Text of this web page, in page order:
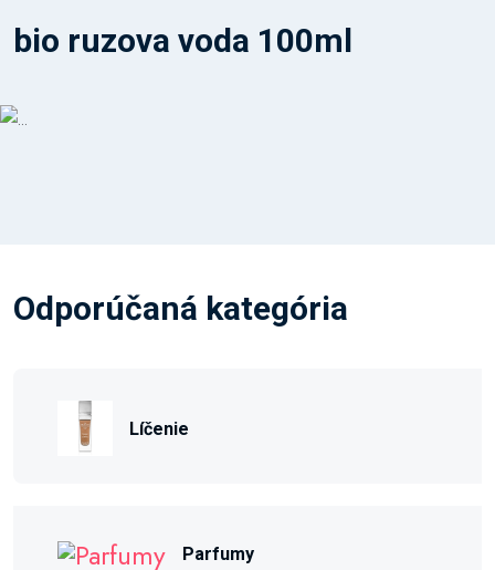
bio ruzova voda 100ml
Odporúčaná kategória
Líčenie
Parfumy